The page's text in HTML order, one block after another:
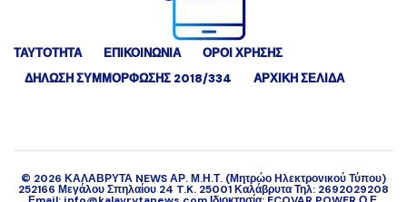
ΤΑΥΤΟΤΗΤΑ ΕΠΙΚΟΙΝΩΝΙΑ
ΟΡΟΙ ΧΡΗΣΗΣ
ΔΉΛΩΣΗ ΣΥΜΜΌΡΦΩΣΗΣ 2018/334
ΑΡΧΙΚΗ ΣΕΛΙΔΑ
© 2026 ΚΑΛΑΒΡΥΤΑ NEWS ΑΡ. Μ.Η.Τ. (Μητρώο Ηλεκτρονικού Τύπου)
252166 Μεγάλου Σπηλαίου 24 T.K. 25001 Καλάβρυτα Τηλ: 2692029208